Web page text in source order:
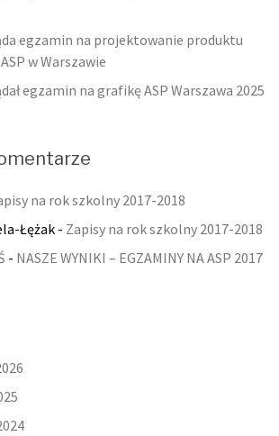
egzamin na projektowanie produktu
w Warszawie
egzamin na grafikę ASP Warszawa 2025
na rok szkolny 2017-2018
Łężak- Zapisy na rok szkolny 2017-2018
- NASZE WYNIKI – EGZAMINY NA ASP 2017